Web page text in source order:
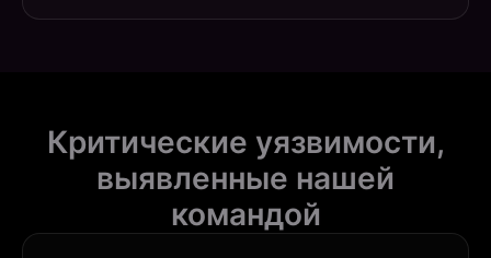
Критические уязвимости,
выявленные нашей
командой